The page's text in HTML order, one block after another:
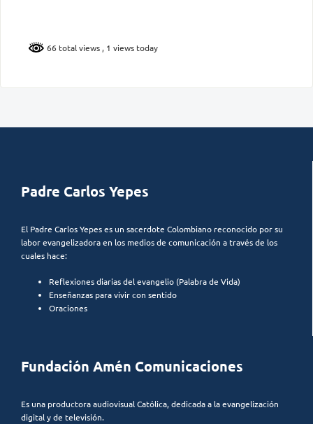
66 total views , 1 views today
Padre Carlos Yepes
El Padre Carlos Yepes es un sacerdote Colombiano reconocido por su
labor evangelizadora en los medios de comunicación a través de los
cuales hace:
Reflexiones diarias del evangelio (Palabra de Vida)
Enseñanzas para vivir con sentido
Oraciones
Fundación Amén Comunicaciones
Es una productora audiovisual Católica, dedicada a la evangelización
digital y de televisión.